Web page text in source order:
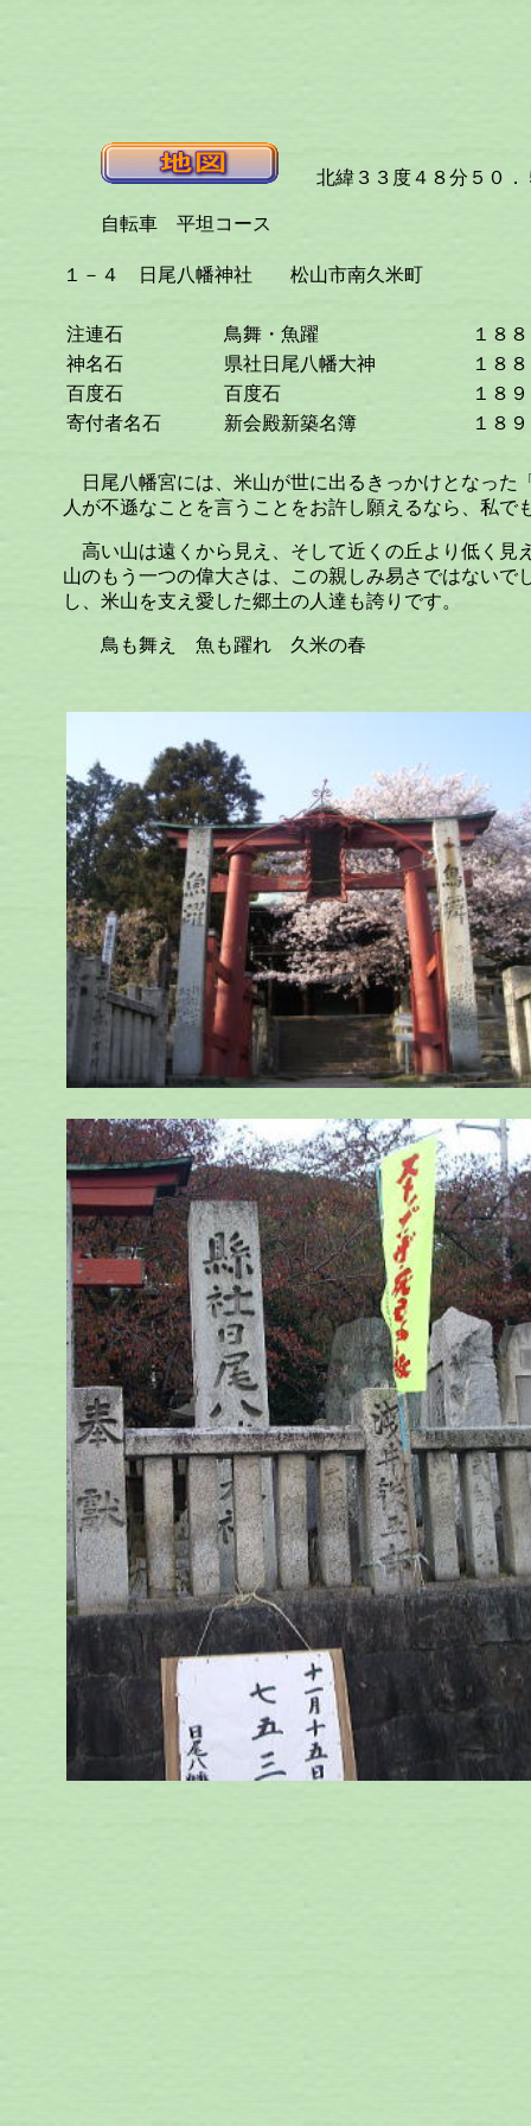
北緯３３度４８分５０．
自転車 平坦コース
１－４ 日尾八幡神社 松山市南久米町
注連石 鳥舞・魚躍
１８
神名石
県社日尾八幡大神
１８
百度石
百度石
１８
寄付者名石
新会殿新築名簿 １８
日尾八幡宮には、米山が世に出るきっかけとなった
人が不遜なことを言うことをお許し願えるなら、私で
高い山は遠くから見え、そして近くの丘より低く見
山のもう一つの偉大さは、この親しみ易さではない
し、米山を支え愛した郷土の人達も誇りです。
鳥も舞え 魚も躍れ 久米の春